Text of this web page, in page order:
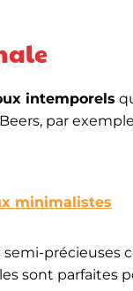
intemporels
par
minimalistes
semi-
sont parfaites